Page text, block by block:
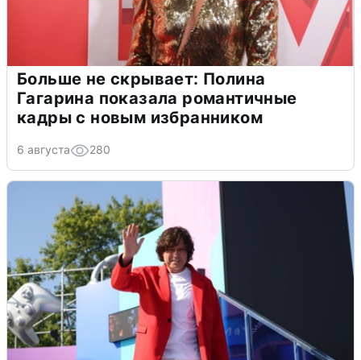
Больше не скрывает: Полина
Гагарина показала романтичные
кадры с новым избранником
6 августа 280